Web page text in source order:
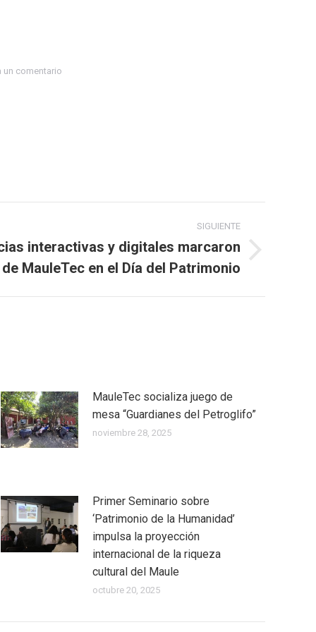
un comentario
SIGUIENTE
interactivas y digitales marcaron
MauleTec en el Día del Patrimonio
MauleTec socializa juego de
mesa “Guardianes del Petroglifo”
noviembre 28, 2025
Primer Seminario sobre
‘Patrimonio de la Humanidad’
impulsa la proyección
internacional de la riqueza
cultural del Maule
octubre 20, 2025